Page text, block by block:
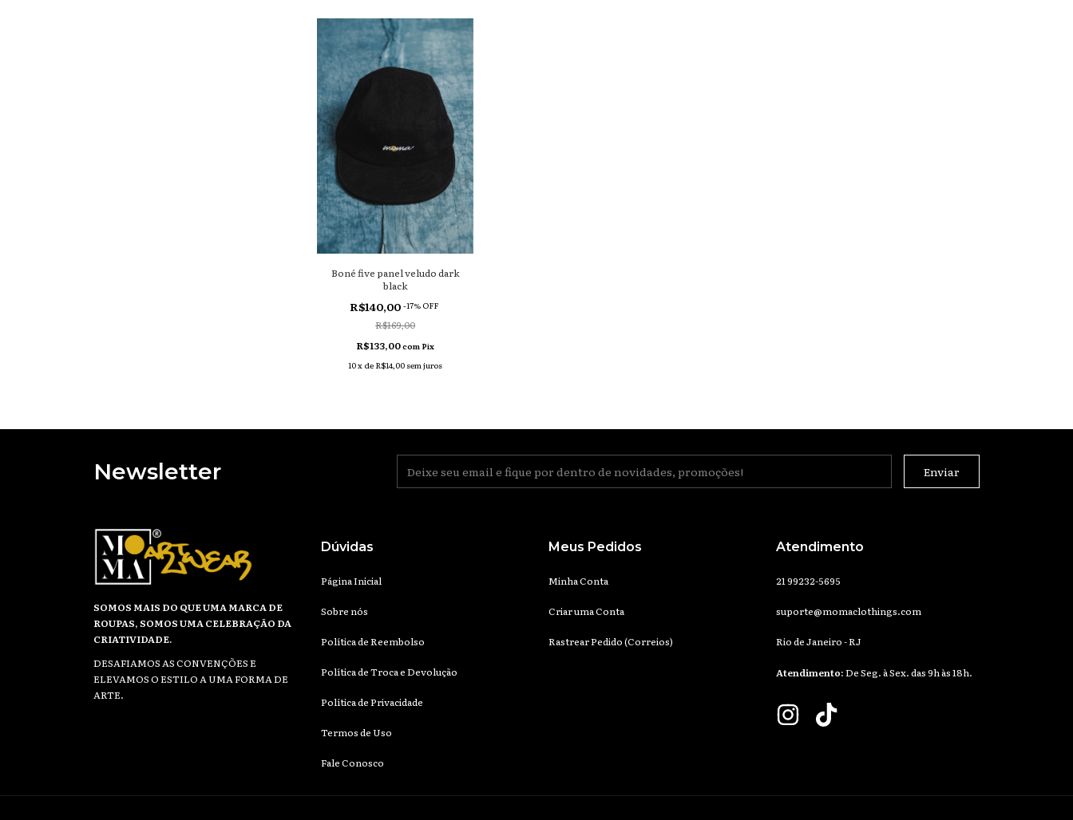
Boné five panel veludo dark
black
R$140,00 -17% OFF
R$169,00
R$133,00com Pix
10x de R$14,00 sem juros
Newsletter
SOMOS MAIS DO QUE UMA MARCA DE
ROUPAS, SOMOS UMA CELEBRAÇÃO DA
CRIATIVIDADE.
DESAFIAMOS AS CONVENÇÕES E
ELEVAMOS O ESTILO A UMA FORMA DE
ARTE.
Dúvidas
Página Inicial
Sobre nós
Política de Reembolso
Política de Troca e Devolução
Política de Privacidade
Termos de Uso
Fale Conosco
Meus Pedidos
Minha Conta
Criar uma Conta
Rastrear Pedido (Correios)
Atendimento
21 99232-5695
suporte@momaclothings.com
Rio de Janeiro - RJ
Atendimento:De Seg. à Sex. das 9h às 18h.